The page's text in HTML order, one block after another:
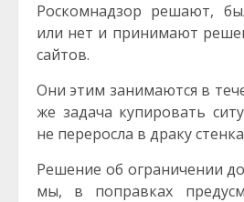
Роскомнадзор решают,
или нет и принимают
сайтов.
Они этим занимаются в
же задача купировать
не переросла в драку
Решение об ограничении
мы, в поправках